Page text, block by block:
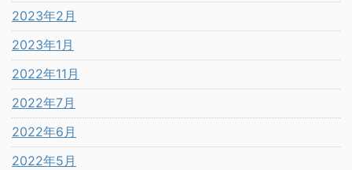
2023年2月
2023年1月
2022年11月
2022年7月
2022年6月
2022年5月